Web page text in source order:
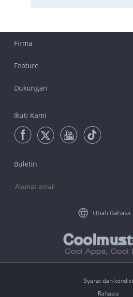
Firma
Feature
Dukungan
Ikuti Kami
Buletin
Ubah Bahasa
Syarat dan kondisi
Rahasia